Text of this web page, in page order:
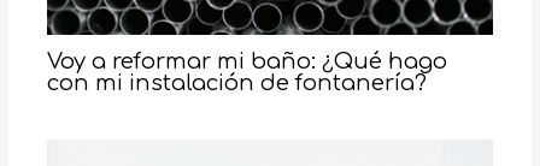
Voy a reformar mi baño: ¿Qué hago
con mi instalación de fontanería?